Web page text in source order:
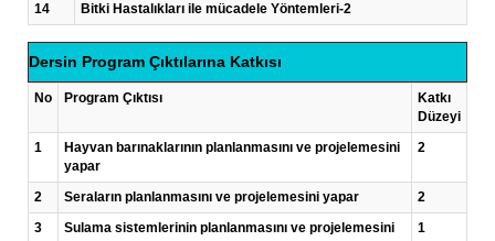
14
Bitki Hastalıkları ile mücadele Yöntemleri-2
Dersin Program Çıktılarına Katkısı
No Program Çıktısı
Katkı
Düzeyi
1
Hayvan barınaklarının planlanmasını ve projelemesini
yapar
2
2 Seraların planlanmasını ve projelemesini yapar
2
3
Sulama sistemlerinin planlanmasını ve projelemesini
1